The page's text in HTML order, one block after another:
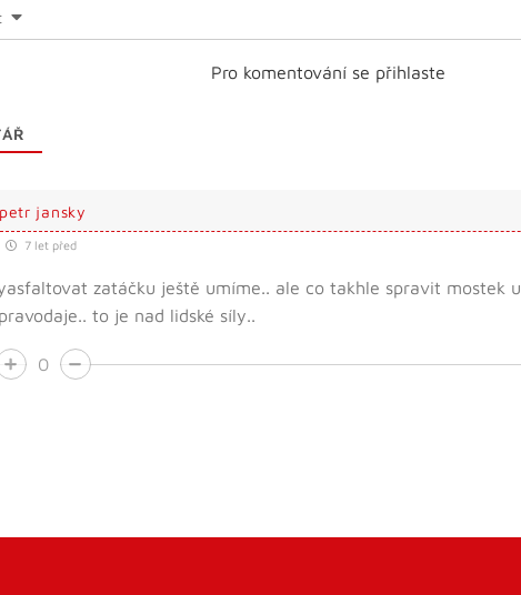
Pro komentování se přihlaste
petr jansky
7 let před
zatáčku ještě umíme.. ale co takhle spravit mostek
to je nad lidské síly..
0